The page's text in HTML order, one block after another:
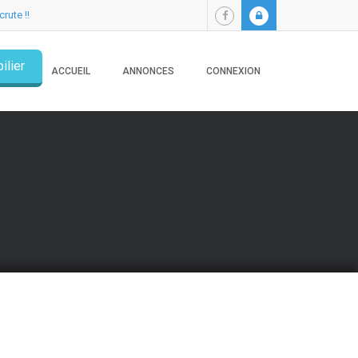
!!
ACCUEIL ANNONCES CONNEXION